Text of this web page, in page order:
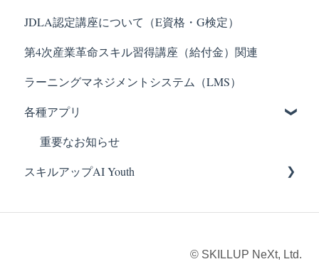
JDLA認定講座について（E資格・G検定）
第4次産業革命スキル習得講座（給付金）関連
ラーニングマネジメントシステム（LMS）
各種アプリ
重要なお知らせ
スキルアップAI Youth
© SKILLUP NeXt, Ltd.